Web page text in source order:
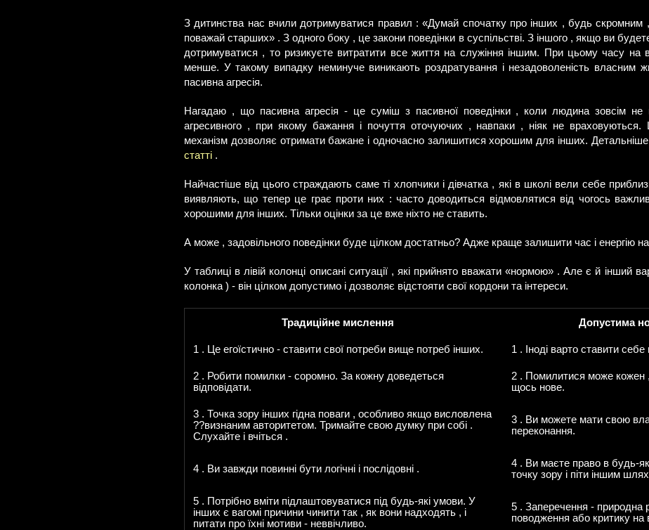
З дитинства нас вчили дотримуватися правил : «Думай спочатку про інших , будь скромним
поважай старших» . З одного боку , це закони поведінки в суспільстві. З іншого , якщо ви
дотримуватися , то ризикуєте витратити все життя на служіння іншим. При цьому часу на
менше. У такому випадку неминуче виникають роздратування і незадоволеність власним
пасивна агресія.
Нагадаю , що пасивна агресія - це суміш з пасивної поведінки , коли людина зовсім не
агресивного , при якому бажання і почуття оточуючих , навпаки , ніяк не враховуються.
механізм дозволяє отримати бажане і одночасно залишитися хорошим для інших.
статті .
Найчастіше від цього страждають саме ті хлопчики і дівчатка , які в школі вели себе
виявляють, що тепер це грає проти них : часто доводиться відмовлятися від чогось
хорошими для інших. Тільки оцінки за це вже ніхто не ставить.
А може , задовільного поведінки буде цілком достатньо? Адже краще залишити час і енергію на
У таблиці в лівій колонці описані ситуації , які прийнято вважати «нормою» . Але є й інший
колонка ) - він цілком допустимо і дозволяє відстояти свої кордони та інтереси.
Традиційне мислення Допустима
1 . Це егоїстично - ставити свої потреби вище потреб інших. 1 . Іноді варто ставити
2 . Робити помилки - соромно. За кожну доведеться
відповідати.
2 . Помилитися може кожен
щось нове.
3 . Точка зору інших гідна поваги , особливо якщо висловлена
??визнаним авторитетом. Тримайте свою думку при собі .
Слухайте і вчіться .
3 . Ви можете мати свою
переконання.
4 . Ви завжди повинні бути логічні і послідовні .
4 . Ви маєте право в будь-
точку зору і піти іншим
5 . Потрібно вміти підлаштовуватися під будь-які умови. У
інших є вагомі причини чинити так , як вони надходять , і
питати про їхні мотиви - неввічливо.
5 . Заперечення - природна
поводження або критику